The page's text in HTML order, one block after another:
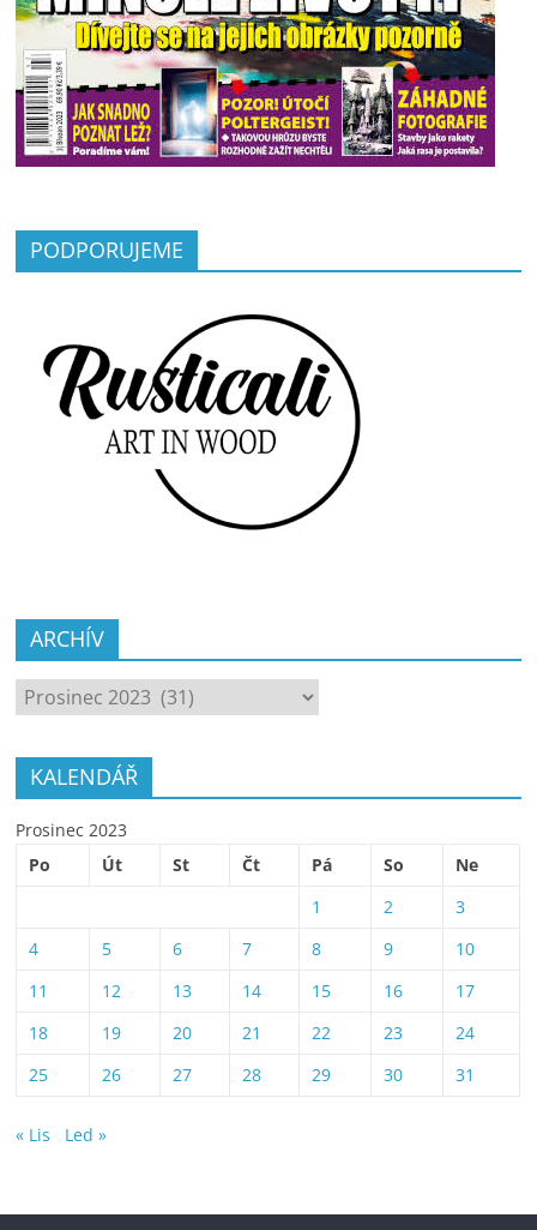
PODPORUJEME
ARCHÍV
ARCHÍV
KALENDÁŘ
Prosinec 2023
Po
Út St Čt Pá So
Ne
1
2
3
4
5 6 7 8 9
10
11
12 13 14 15 16
17
18
19 20 21 22 23
24
25
26 27 28 29 30 31
« Lis Led »